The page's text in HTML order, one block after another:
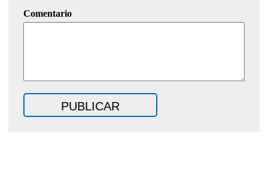
Comentario